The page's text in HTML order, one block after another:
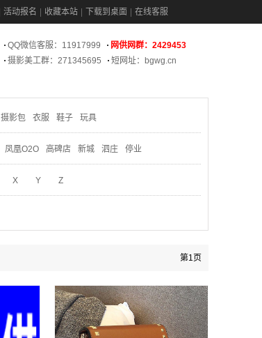
活动报名 收藏本站 下载到桌面 在线客服
QQ微信客服：11917999
网供网群：2429453
摄影美工群：271345695
短网址：bgwg.cn
摄影包 衣服 鞋子 玩具
凤凰O2O 高碑店 新城 泗庄 停业
X Y Z
第1页